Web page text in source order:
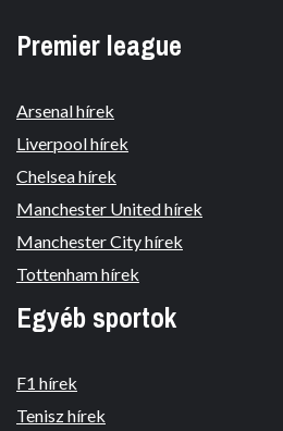
Premier league
Arsenal hírek
Liverpool hírek
Chelsea hírek
Manchester United hírek
Manchester City hírek
Tottenham hírek
Egyéb sportok
F1 hírek
Tenisz hírek